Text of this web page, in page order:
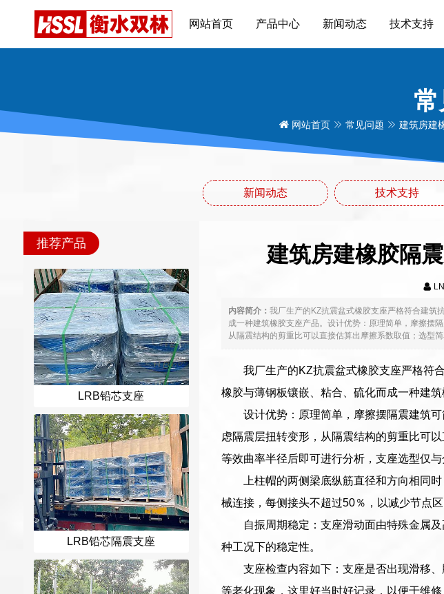
网站首页 产品中心 新闻动态 技术支持
网站首页 常见问题 建筑房建
新闻动态 技术支持
推荐产品
LRB铅芯支座
LRB铅芯隔震支座
建筑房建橡胶隔
内容简介： 我厂生产的KZ抗震盆式橡胶支座严格符合建筑
成一种建筑橡胶支座产品。设计优势：原理简单，摩擦摆
从隔震结构的剪重比可以直接估算出摩擦系数取值；选型
我厂生产的KZ抗震盆式橡胶支座严格符
橡胶与薄钢板镶嵌、粘合、硫化而成一种建筑
设计优势：原理简单，摩擦摆隔震建筑
虑隔震层扭转变形，从隔震结构的剪重比可
等效曲率半径后即可进行分析，支座选型仅
上柱帽的两侧梁底纵筋直径和方向相同
械连接，每侧接头不超过50％，以减少节点区
自振周期稳定：支座滑动面由特殊金属
种工况下的稳定性。
支座检查内容如下：支座是否出现滑移
等老化现象，这里好当时好记录，以便于维